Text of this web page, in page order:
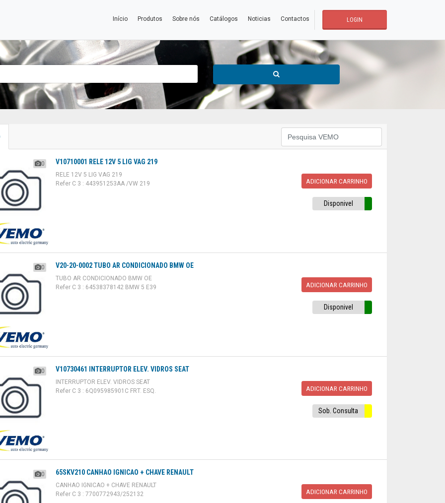
Início Produtos Sobre nós Catálogos Noticias Contactos LOGIN
0 V10710001 RELE 12V 5 LIG VAG 219
RELE 12V 5 LIG VAG 219
Refer C 3 : 443951253AA /VW 219
ADICIONAR CARRINHO
Disponivel
0 V20-20-0002 TUBO AR CONDICIONADO BMW OE
TUBO AR CONDICIONADO BMW OE
Refer C 3 : 64538378142 BMW 5 E39
ADICIONAR CARRINHO
Disponivel
0 V10730461 INTERRUPTOR ELEV. VIDROS SEAT
INTERRUPTOR ELEV. VIDROS SEAT
Refer C 3 : 6Q095985901C FRT. ESQ.
ADICIONAR CARRINHO
Sob. Consulta
0 65SKV210 CANHAO IGNICAO + CHAVE RENAULT
CANHAO IGNICAO + CHAVE RENAULT
Refer C 3 : 7700772943/252132
ADICIONAR CARRINHO